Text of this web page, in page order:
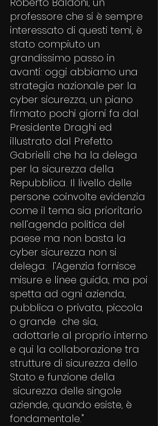
professore che si è sempre
interessato di questi temi, è
stato compiuto un
grandissimo passo in
avanti: oggi abbiamo una
strategia nazionale per la
cyber sicurezza, un piano
firmato pochi giorni fa dal
Presidente Draghi ed
illustrato dal Prefetto
Gabrielli che ha la delega
per la sicurezza della
Repubblica. Il livello delle
persone coinvolte evidenzia
come il tema sia prioritario
nell’agenda politica del
paese ma non basta la
cyber sicurezza non si
delega: l’Agenzia fornisce
misure e linee guida, ma poi
spetta ad ogni azienda,
pubblica o privata, piccola
o grande che sia,
adottarle al proprio interno
e qui la collaborazione tra
strutture di sicurezza dello
Stato e funzione della
sicurezza delle singole
aziende, quando esiste, è
fondamentale."